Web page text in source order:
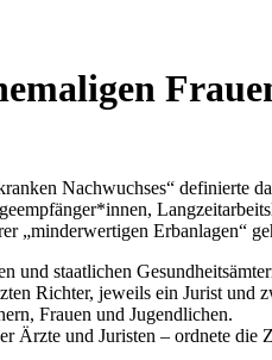
Nachwuchses“ definierte
„minderwertigen Erbanlagen“
und staatlichen
Richter, jeweils ein Jurist
Frauen und Jugendlichen.
und Juristen – ordnete die